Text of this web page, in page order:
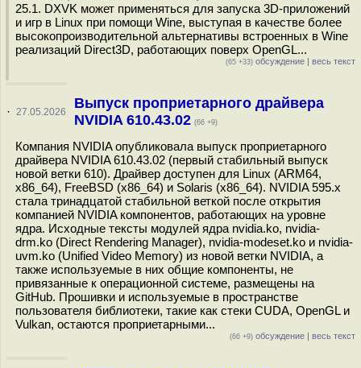
25.1. DXVK может применяться для запуска 3D-приложений
и игр в Linux при помощи Wine, выступая в качестве более
высокопроизводительной альтернативы встроенных в Wine
реализаций Direct3D, работающих поверх OpenGL...
(65 +33) обсуждение | весь текст
· 27.05.2026
Выпуск проприетарного драйвера
NVIDIA 610.43.02 (66 +9)
Компания NVIDIA опубликовала выпуск проприетарного
драйвера NVIDIA 610.43.02 (первый стабильный выпуск
новой ветки 610). Драйвер доступен для Linux (ARM64,
x86_64), FreeBSD (x86_64) и Solaris (x86_64). NVIDIA 595.x
стала тринадцатой стабильной веткой после открытия
компанией NVIDIA компонентов, работающих на уровне
ядра. Исходные тексты модулей ядра nvidia.ko, nvidia-
drm.ko (Direct Rendering Manager), nvidia-modeset.ko и nvidia-
uvm.ko (Unified Video Memory) из новой ветки NVIDIA, а
также используемые в них общие компоненты, не
привязанные к операционной системе, размещены на
GitHub. Прошивки и используемые в пространстве
пользователя библиотеки, такие как стеки CUDA, OpenGL и
Vulkan, остаются проприетарными...
(66 +9) обсуждение | весь текст